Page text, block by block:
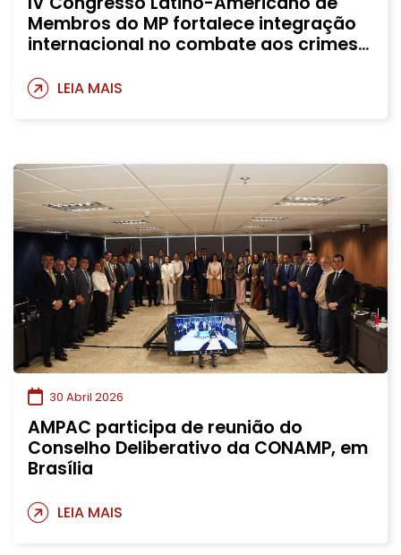
Membros do MP fortalece integração
internacional no combate aos crimes
organizada
LEIA MAIS
30 Abril 2026
AMPAC participa de reunião do
Conselho Deliberativo da CONAMP, em
Brasília
LEIA MAIS